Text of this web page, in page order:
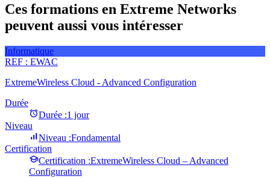
Ces formations en Extreme Networks
peuvent aussi vous intéresser
Informatique
REF : EWAC
ExtremeWireless Cloud - Advanced Configuration
Durée
Durée :1 jour
Niveau
Niveau :Fondamental
Certification
Certification :ExtremeWireless Cloud – Advanced
Configuration